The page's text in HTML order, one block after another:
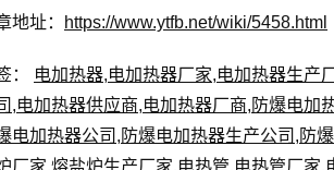
地址： https://www.ytfb.net/wiki/5458.html
： 电加热器,电加热器厂家,电加热器生产
,电加热器供应商,电加热器厂商, 防爆电加
电加热器公司 , 防爆电加热器生产公司 , 防
厂家,熔盐炉生产厂家,电热管,电热管厂家,